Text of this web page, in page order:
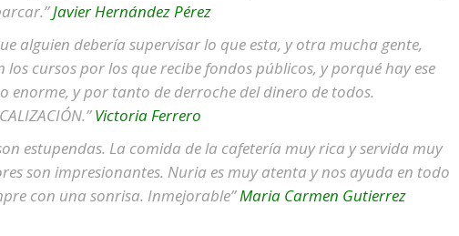
Javier Hernández Pérez
alguien debería supervisar lo que esta, y otra mucha gente,
los cursos por los que recibe fondos públicos, y porqué hay ese
enorme, y por tanto de derroche del dinero de todos.
Victoria Ferrero
estupendas. La comida de la cafetería muy rica y servida muy
son impresionantes. Nuria es muy atenta y nos ayuda en todo
con una sonrisa. Inmejorable”Maria Carmen Gutierrez